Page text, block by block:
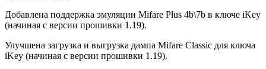
Добавлена поддержка эмуляции Mifare Plus 4b\7b в ключе iKey
(начиная с версии прошивки 1.19).
Улучшена загрузка и выгрузка дампа Mifare Classic для ключа
iKey (начиная с версии прошивки 1.19).